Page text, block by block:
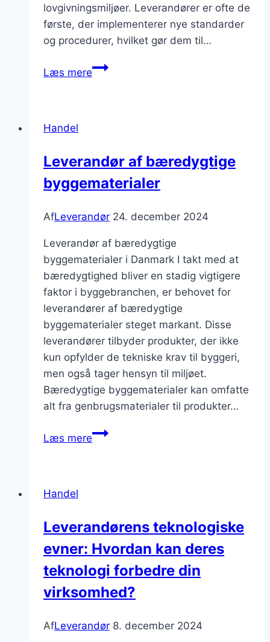
lovgivningsmiljøer. Leverandører er ofte de
første, der implementerer nye standarder
og procedurer, hvilket gør dem til…
Læs mereLeverandørens
med
globale
og
Handel
Leverandør af bæredygtige
byggematerialer
AfLeverandør 24. december 2024
Leverandør af bæredygtige
byggematerialer i Danmark I takt med at
bæredygtighed bliver en stadig vigtigere
faktor i byggebranchen, er behovet for
leverandører af bæredygtige
byggematerialer steget markant. Disse
leverandører tilbyder produkter, der ikke
kun opfylder de tekniske krav til byggeri,
men også tager hensyn til miljøet.
Bæredygtige byggematerialer kan omfatte
alt fra genbrugsmaterialer til produkter…
Læs mereLeverandør
Handel
Leverandørens teknologiske
evner: Hvordan kan deres
teknologi forbedre din
virksomhed?
AfLeverandør 8. december 2024